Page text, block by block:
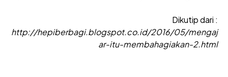
Dikutip dari :
http://hepiberbagi.blogspot.co.id/2016/05/mengaj
ar-itu-membahagiakan-2.html